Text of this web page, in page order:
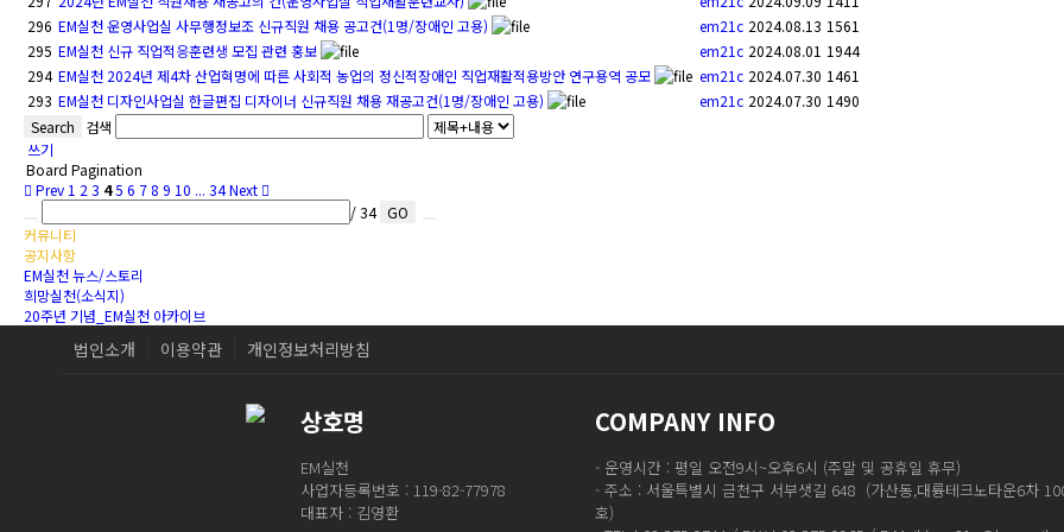
296 EM실천 운영사업실 사무행정보조 신규직원 채용 공고건(1명/장애인 고용) em21c 2024.08.13 1561
295 EM실천 신규 직업적응훈련생 모집 관련 홍보 em21c 2024.08.01 1944
294 EM실천 2024년 제4차 산업혁명에 따른 사회적 농업의 정신적장애인 직업재활적용방안 연구용역 공모 em21c 2024.07.30 1461
293 EM실천 디자인사업실 한글편집 디자이너 신규직원 채용 재공고건(1명/장애인 고용) em21c 2024.07.30 1490
Search
검색
쓰기
Board Pagination
Prev 1 2 3 45 6 7 8 9 10 ... 34Next
/ 34 GO
커뮤니티
공지사항
EM실천 뉴스/스토리
희망실천(소식지)
20주년 기념_EM실천 아카이브
법인소개 이용약관 개인정보처리방침
상호명
EM실천
사업자등록번호 : 119-82-77978
대표자 : 김영환
COMPANY INFO
- 운영시간 : 평일 오전9시~오후6시 (주말 및 공휴일 휴무)
- 주소 : 서울특별시 금천구 서부샛길 648 (가산동,대륭테크노타운6차
호)